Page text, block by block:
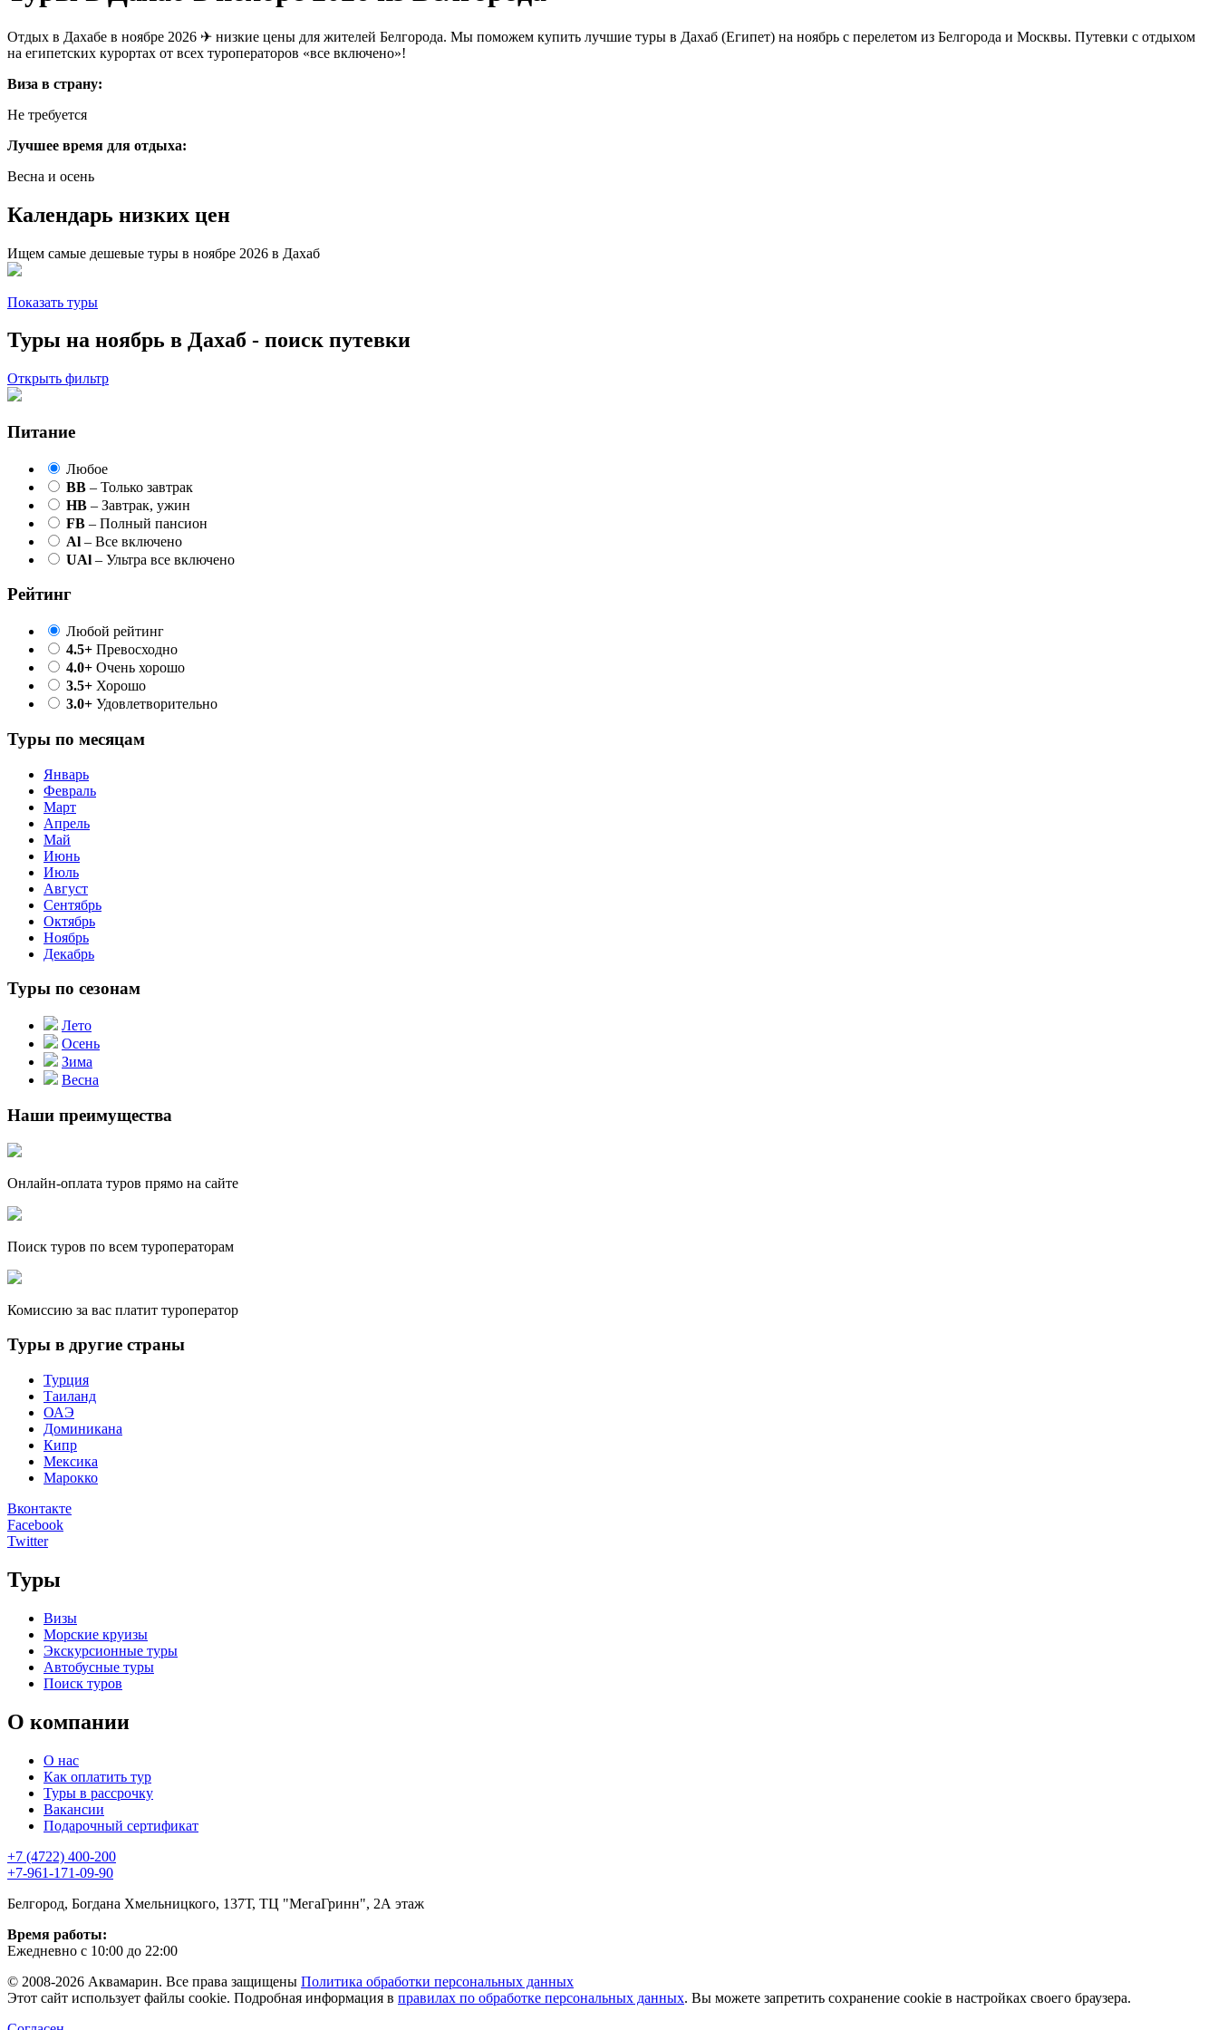
Отдых в Дахабе в ноябре 2026 ✈ низкие цены для жителей Белгорода. Мы поможем купить лучшие туры в Дахаб (Египет) на ноябрь с перелетом из Белгорода и Москвы. Путевки с отдыхом
на египетских курортах от всех туроператоров «все включено»!
Виза в страну:
Не требуется
Лучшее время для отдыха:
Весна и осень
Календарь низких цен
Ищем самые дешевые туры в ноябре 2026 в Дахаб
Показать туры
Туры на ноябрь в Дахаб - поиск путевки
Открыть фильтр
Питание
Любое
BB – Только завтрак
HB – Завтрак, ужин
FB – Полный пансион
Al – Все включено
UAl – Ультра все включено
Рейтинг
Любой рейтинг
4.5+ Превосходно
4.0+ Очень хорошо
3.5+ Хорошо
3.0+ Удовлетворительно
Туры по месяцам
Январь
Февраль
Март
Апрель
Май
Июнь
Июль
Август
Сентябрь
Октябрь
Ноябрь
Декабрь
Туры по сезонам
Лето
Осень
Зима
Весна
Наши преимущества
Онлайн-оплата туров прямо на сайте
Поиск туров по всем туроператорам
Комиссию за вас платит туроператор
Туры в другие страны
Турция
Таиланд
ОАЭ
Доминикана
Кипр
Мексика
Марокко
Вконтакте
Facebook
Twitter
Туры
Визы
Морские круизы
Экскурсионные туры
Автобусные туры
Поиск туров
О компании
О нас
Как оплатить тур
Туры в рассрочку
Вакансии
Подарочный сертификат
+7 (4722) 400-200
+7-961-171-09-90
Белгород, Богдана Хмельницкого, 137Т, ТЦ "МегаГринн", 2А этаж
Время работы:
Ежедневно с 10:00 до 22:00
© 2008-2026 Аквамарин. Все права защищены Политика обработки персональных данных
Этот сайт использует файлы cookie. Подробная информация в правилах по обработке персональных данных. Вы можете запретить сохранение cookie в настройках своего браузера.